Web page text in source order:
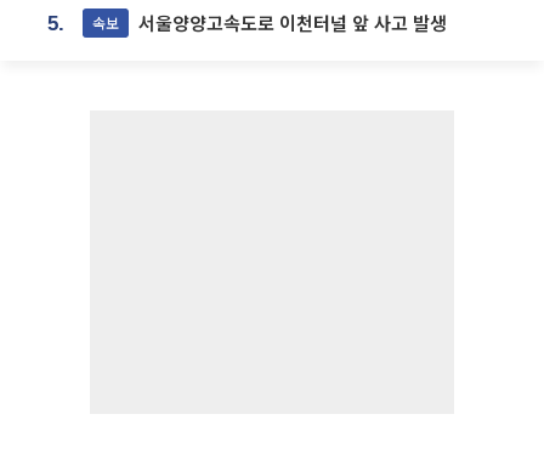
5. 속보 서울양양고속도로 이천터널 앞 사고 발생